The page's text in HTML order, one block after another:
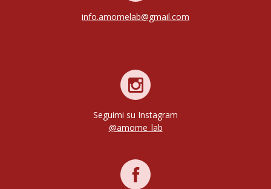
info.amomelab@gmail.com
Seguimi su Instagram
@amome_lab